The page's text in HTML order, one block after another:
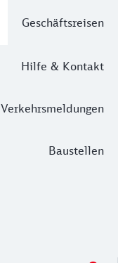
Geschäftsreisen
Hilfe & Kontakt
Verkehrsmeldungen
Baustellen